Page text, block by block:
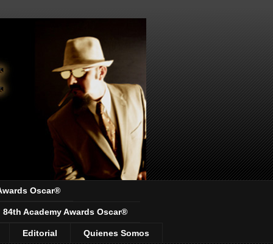
Oscar®
84th Academy Awards Oscar®
Editorial Quienes Somos